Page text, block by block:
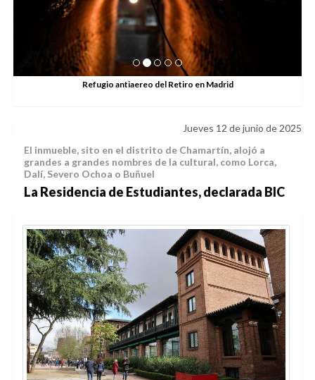
Refugio antiaereo del Retiro en Madrid
Jueves 12 de junio de 2025
El inmueble, sito en el distrito de Chamartín, alojó a
grandes a grandes nombres de la cultural, como Lorca,
Dalí, Severo Ochoa o Buñuel
La Residencia de Estudiantes, declarada BIC